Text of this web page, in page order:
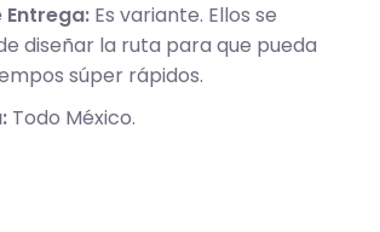
Entrega: Es variante. Ellos se
diseñar la ruta para que pueda
súper rápidos.
Todo México.